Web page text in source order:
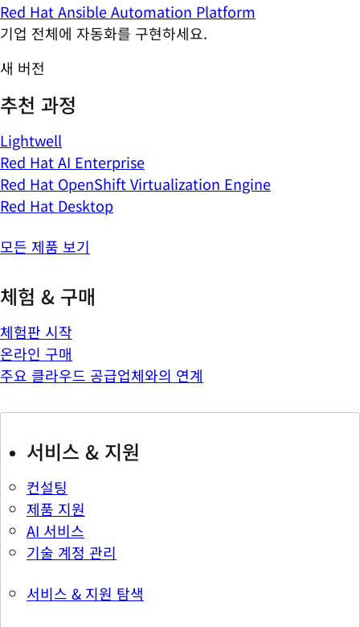
Red Hat Ansible Automation Platform
기업 전체에 자동화를 구현하세요.
새 버전
추천 과정
Lightwell
Red Hat AI Enterprise
Red Hat OpenShift Virtualization Engine
Red Hat Desktop
모든 제품 보기
체험 & 구매
체험판 시작
온라인 구매
주요 클라우드 공급업체와의 연계
서비스 & 지원
컨설팅
제품 지원
AI 서비스
기술 계정 관리
서비스 & 지원 탐색